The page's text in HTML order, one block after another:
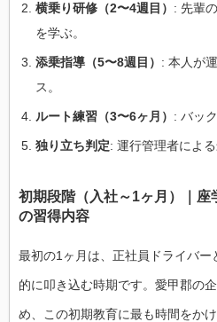
横乗り研修（2〜4週目） : 先輩
を学ぶ。
添乗指導（5〜8週目） : 本人が
ス。
ルート練習（3〜6ヶ月） : バッ
独り立ち判定: 運行管理者によ
初期段階（入社～1ヶ月）｜座
の習得内容
最初の1ヶ月は、正社員ドライバ
的に叩き込む時期です。愛甲郡の
め、この初期教育に最も時間をか